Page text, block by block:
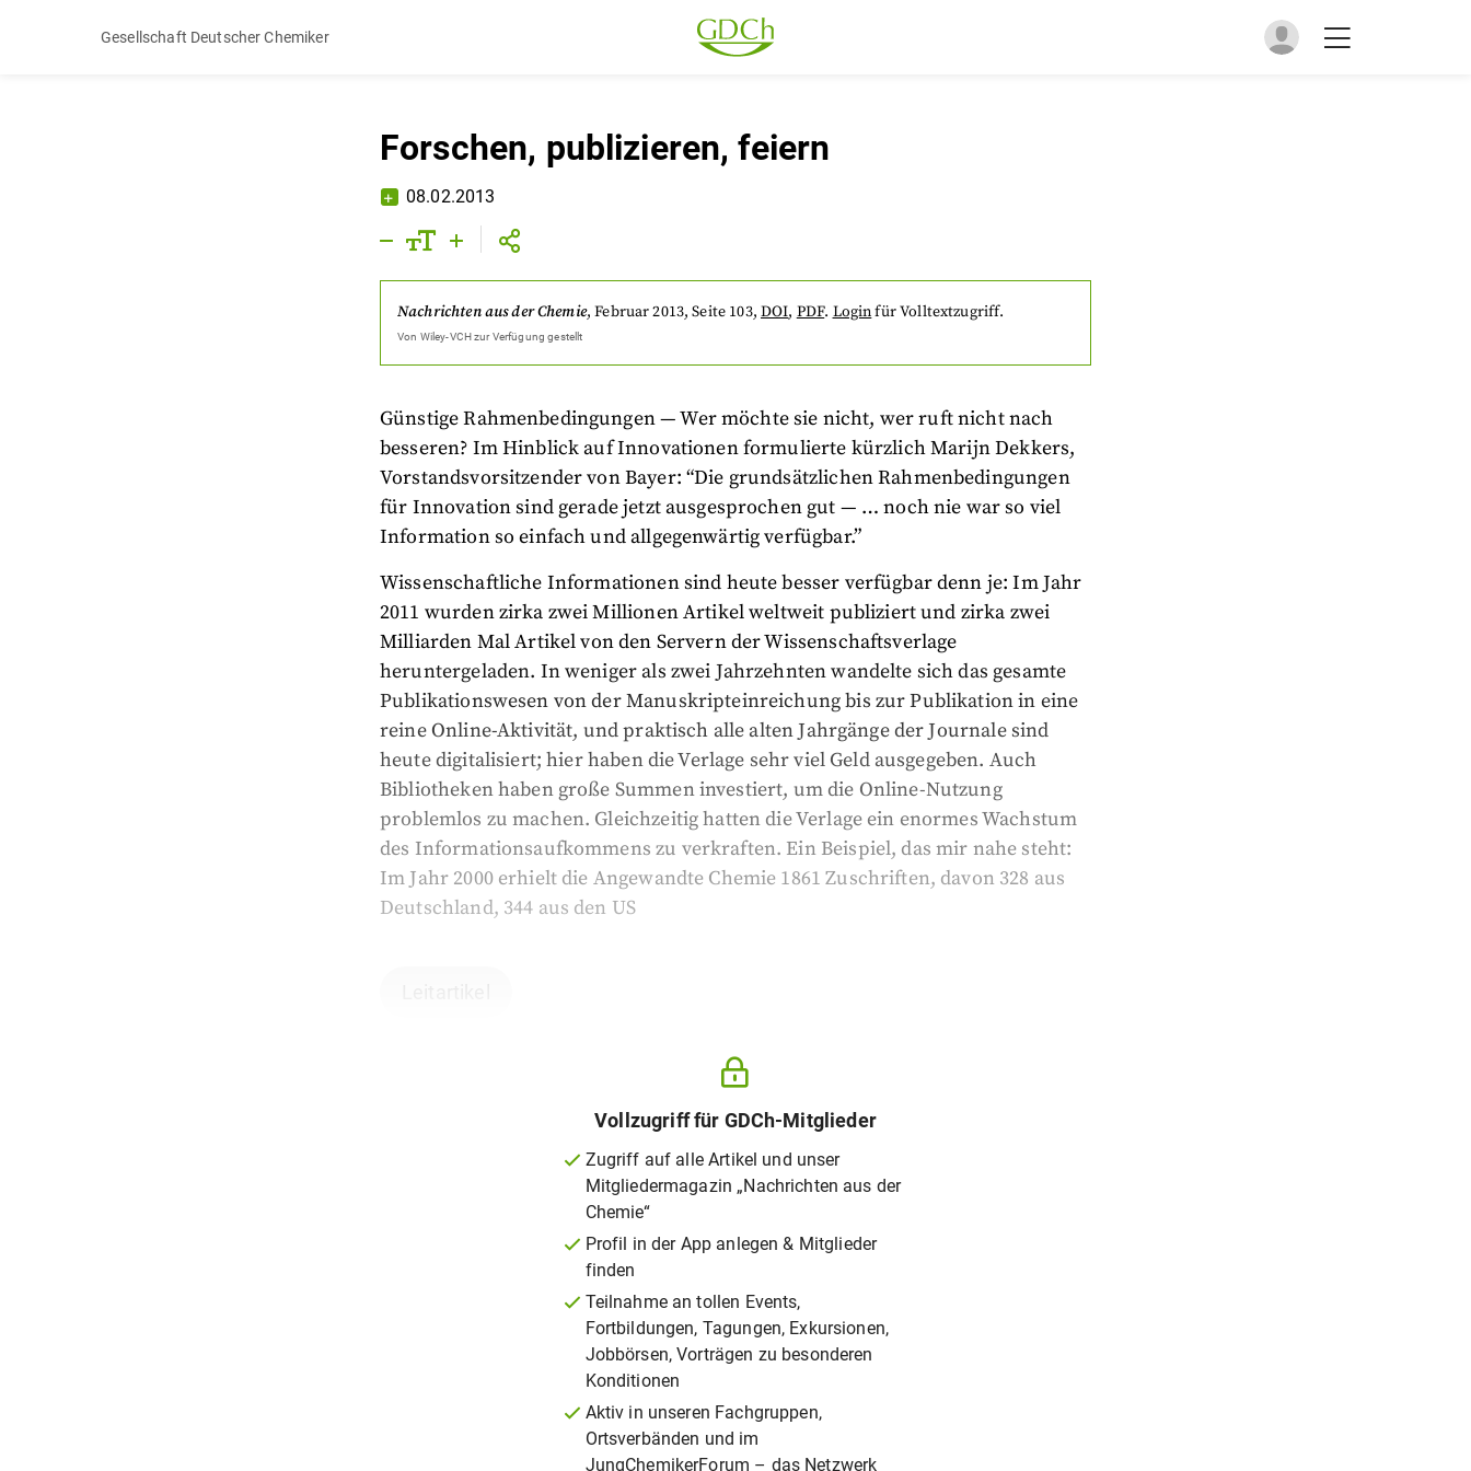
Gesellschaft Deutscher Chemiker
Forschen, publizieren, feiern
08.02.2013
Nachrichten aus der Chemie,Februar 2013, Seite 103, DOI, PDF. Loginfür Volltextzugriff.
Von Wiley-VCHzur Verfügung gestellt
Günstige Rahmenbedingungen — Wer möchte sie nicht, wer ruft nicht nach
besseren? Im Hinblick auf Innovationen formulierte kürzlich Marijn Dekkers,
Vorstandsvorsitzender von Bayer: “Die grundsätzlichen Rahmenbedingungen
für Innovation sind gerade jetzt ausgesprochen gut — … noch nie war so viel
Information so einfach und allgegenwärtig verfügbar.”
Wissenschaftliche Informationen sind heute besser verfügbar denn je: Im Jahr
2011 wurden zirka zwei Millionen Artikel weltweit publiziert und zirka zwei
Milliarden Mal Artikel von den Servern der Wissenschaftsverlage
heruntergeladen. In weniger als zwei Jahrzehnten wandelte sich das gesamte
Publikationswesen von der Manuskripteinreichung bis zur Publikation in eine
reine Online-Aktivität, und praktisch alle alten Jahrgänge der Journale sind
heute digitalisiert; hier haben die Verlage sehr viel Geld ausgegeben. Auch
Bibliotheken haben große Summen investiert, um die Online-Nutzung
problemlos zu machen. Gleichzeitig hatten die Verlage ein enormes Wachstum
des Informationsaufkommens zu verkraften. Ein Beispiel, das mir nahe steht:
Im Jahr 2000 erhielt die Angewandte Chemie 1861 Zuschriften, davon 328 aus
Deutschland, 344 aus den US
Vollzugriff für GDCh-Mitglieder
Zugriff auf alle Artikel und unser
Mitgliedermagazin „Nachrichten aus der
Chemie“
Profil in der App anlegen & Mitglieder
finden
Teilnahme an tollen Events,
Fortbildungen, Tagungen, Exkursionen,
Jobbörsen, Vorträgen zu besonderen
Konditionen
Aktiv in unseren Fachgruppen,
Ortsverbänden und im
JungChemikerForum – das Netzwerk